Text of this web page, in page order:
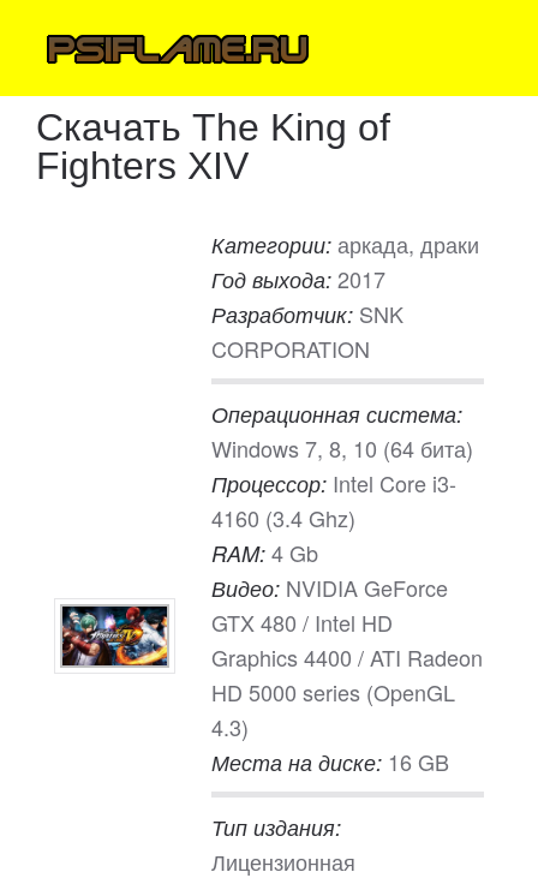
Скачать The King of
Fighters XIV
Категории: аркада, драки
Год выхода: 2017
Разработчик: SNK
CORPORATION
Операционная система:
Windows 7, 8, 10 (64 бита)
Процессор: Intel Core i3-
4160 (3.4 Ghz)
RAM: 4 Gb
Видео: NVIDIA GeForce
GTX 480 / Intel HD
Graphics 4400 / ATI Radeon
HD 5000 series (OpenGL
4.3)
Места на диске: 16 GB
Тип издания:
Лицензионная